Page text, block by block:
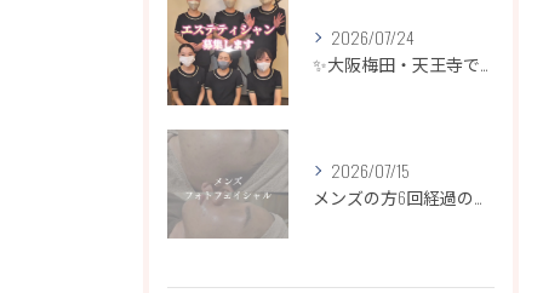
2026/07/24
✨大阪梅田・天王寺でエステティシャン募集✨
2026/07/15
メンズの方6回経過のお写真になります📷✨